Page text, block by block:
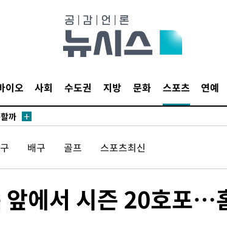
이오 사회 수도권 지방 문화 스포츠 연예
인
"
까
수
예
배구 골프 스포츠최신
에서 시즌 20호포…